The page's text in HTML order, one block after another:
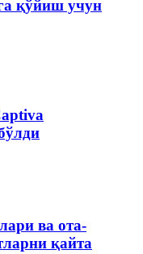
қўйиш учун
ва ота-
қайта